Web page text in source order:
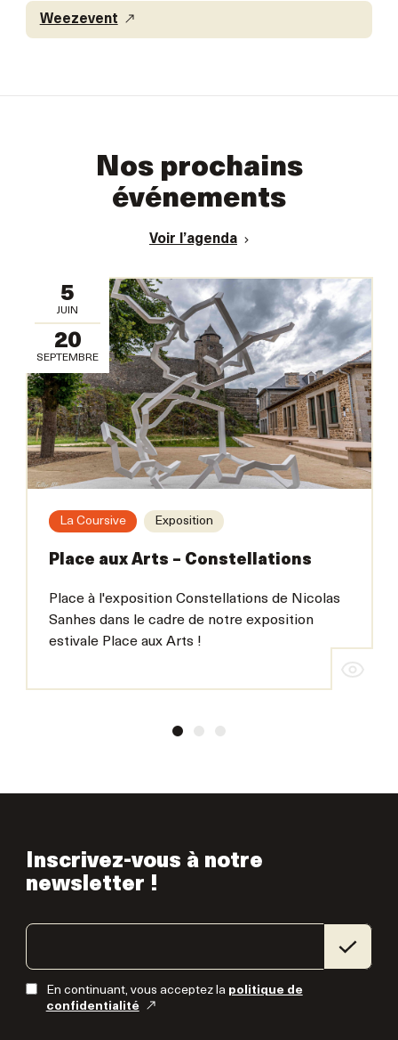
Weezevent
Nos prochains
événements
Voir l’agenda
5
JUIN
20
SEPTEMBRE
La Coursive Exposition
Place aux Arts – Constellations
Place à l'exposition Constellations de Nicolas
Sanhes dans le cadre de notre exposition
estivale Place aux Arts !
Inscrivez-vous à notre
newsletter !
En continuant, vous acceptez la politique de
confidentialité